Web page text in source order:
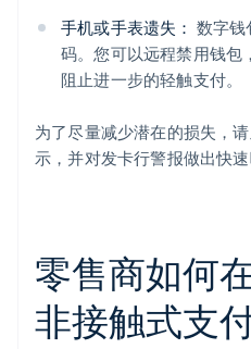
手机或手表遗失： 数字钱
码。您可以远程禁用钱包
阻止进一步的轻触支付。
为了尽量减少潜在的损失，
示，并对发卡行警报做出快速
零售商如何
非接触式支